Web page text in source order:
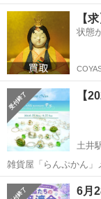
元野犬、元野良犬、元飼い犬。 それぞれ違う犬
たちですが、今は新し
（12kg〜18kg程度）...
福岡 筑紫野市
【
状態
【
土井
雑貨屋「らんぷかん
雫」展を開催♪ 天然石
セサリーを展示・販
福岡 福岡市
6月